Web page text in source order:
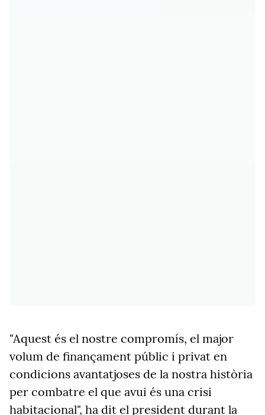
"Aquest és el nostre compromís, el major
volum de finançament públic i privat en
condicions avantatjoses de la nostra història
per combatre el que avui és una crisi
habitacional", ha dit el president durant la